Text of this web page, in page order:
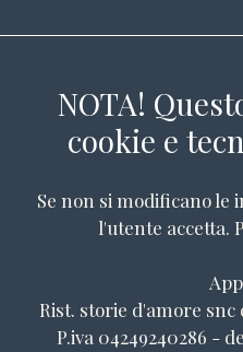
NOTA!
cookie e
Se non si modificano le
l'utente accetta.
Rist. storie d'amore
P.iva 04249240286 -